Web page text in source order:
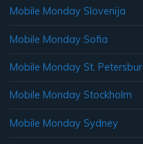
Mobile Monday Slovenija
Mobile Monday Sofia
Mobile Monday St.
Mobile Monday Stockholm
Mobile Monday Sydney